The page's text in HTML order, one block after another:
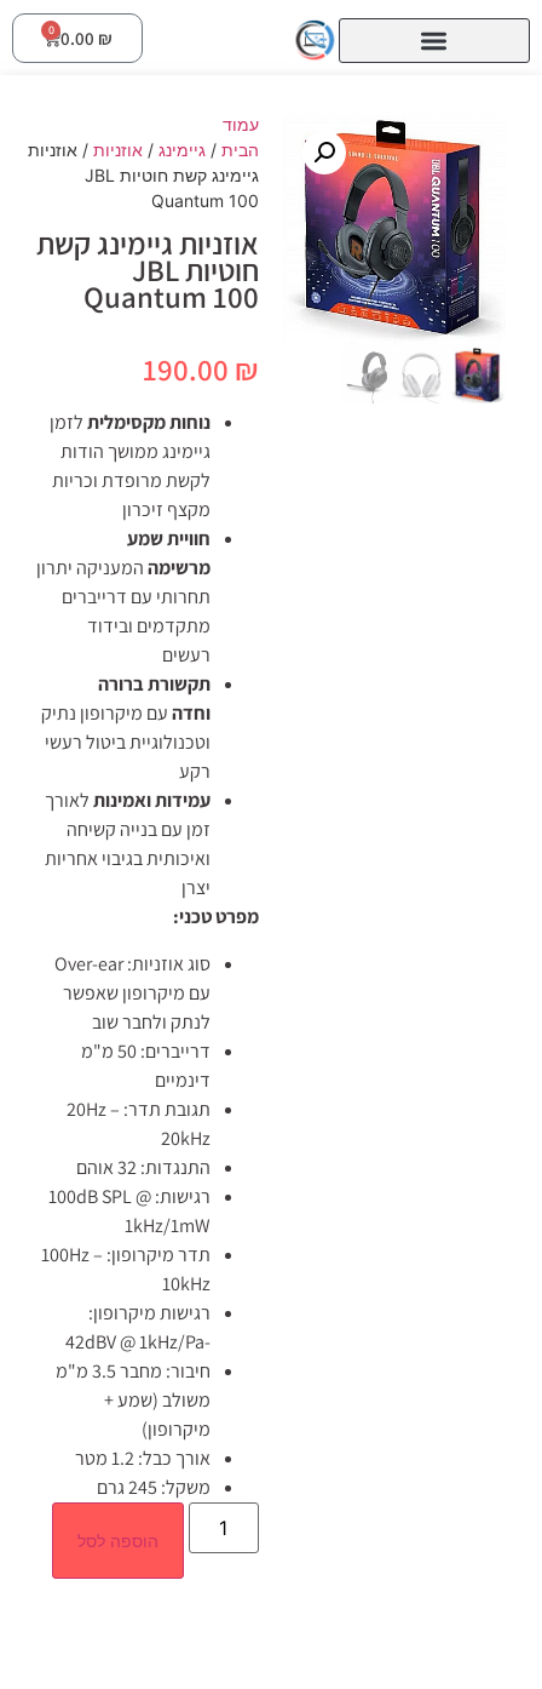
0.00 ₪
0
עמוד
הבית / גיימינג / אוזניות / אוזניות
גיימינג קשת ‏חוטיות JBL
Quantum 100
אוזניות גיימינג קשת
‏חוטיות JBL
Quantum 100
190.00 ₪
נוחות מקסימליתלזמן
גיימינג ממושך הודות
לקשת מרופדת וכריות
מקצף זיכרון
חוויית שמע
מרשימההמעניקה יתרון
תחרותי עם דרייברים
מתקדמים ובידוד
רעשים
תקשורת ברורה
וחדהעם מיקרופון נתיק
וטכנולוגיית ביטול רעשי
רקע
עמידות ואמינותלאורך
זמן עם בנייה קשיחה
ואיכותית בגיבוי אחריות
יצרן
מפרט טכני:
סוג אוזניות: Over-ear
עם מיקרופון שאפשר
לנתק ולחבר שוב
דרייברים: 50 מ"מ
דינמיים
תגובת תדר: 20Hz –
20kHz
התנגדות: 32 אוהם
רגישות: 100dB SPL @
1kHz/1mW
תדר מיקרופון: 100Hz –
10kHz
רגישות מיקרופון:
-42dBV @ 1kHz/Pa
חיבור: מחבר 3.5 מ"מ
משולב (שמע +
מיקרופון)
אורך כבל: 1.2 מטר
משקל: 245 גרם
הוספה לסל